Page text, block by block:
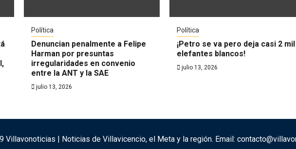
Política
Denuncian penalmente a Felipe
Harman por presuntas
irregularidades en convenio
entre la ANT y la SAE
julio 13, 2026
Política
¡Petro se va pero deja casi 2 mil
elefantes blancos!
julio 13, 2026
Villavonoticias | Noticias de Villavicencio, el Meta y la región. Email: